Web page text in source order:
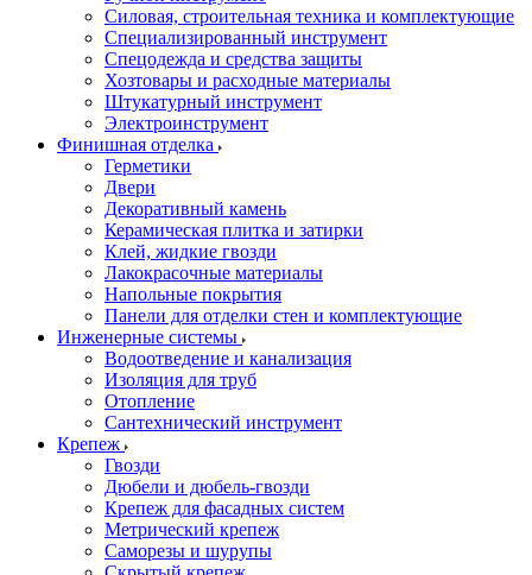
Силовая, строительная техника и комплектующие
Специализированный инструмент
Спецодежда и средства защиты
Хозтовары и расходные материалы
Штукатурный инструмент
Электроинструмент
Финишная отделка
Герметики
Двери
Декоративный камень
Керамическая плитка и затирки
Клей, жидкие гвозди
Лакокрасочные материалы
Напольные покрытия
Панели для отделки стен и комплектующие
Инженерные системы
Водоотведение и канализация
Изоляция для труб
Отопление
Сантехнический инструмент
Крепеж
Гвозди
Дюбели и дюбель-гвозди
Крепеж для фасадных систем
Метрический крепеж
Саморезы и шурупы